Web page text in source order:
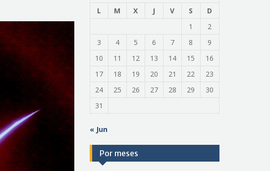
L
M X J V S
D
1
2
3
4 5 6 7 8
9
10
11 12 13 14 15
16
17
18 19 20 21 22
23
24
25 26 27 28 29
30
31
« Jun
Por meses